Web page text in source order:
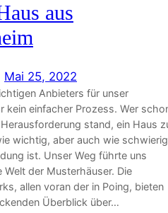
aus
Mai 25, 2022
Anbieters für unser
kein einfacher Prozess. Wer
stand, ein Haus
wichtig, aber auch wie schwierig
ist. Unser Weg führte uns
Welt der Musterhäuser. Die
allen voran der in Poing, bieten
Überblick über…